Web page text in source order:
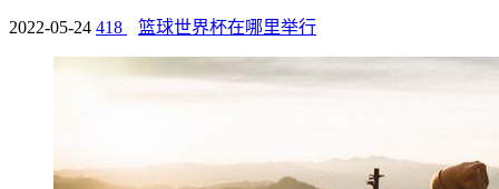
2022-05-24 418 篮球世界杯在哪里举行